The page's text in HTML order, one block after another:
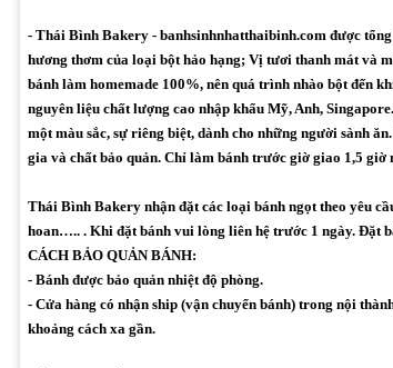
- Thái Bình Bakery - banhsinhnhatthaibinh.com được
hương thơm của loại bột hảo hạng; Vị tươi thanh mát và
bánh làm homemade 100%, nên quá trình nhào bột đến
nguyên liệu chất lượng cao nhập khẩu Mỹ, Anh,
một màu sắc, sự riêng biệt, dành cho những người sành
gia và chất bảo quản. Chỉ làm bánh trước giờ giao 1,5 giờ
Thái Bình Bakery nhận đặt các loại bánh ngọt theo yêu
hoan….. . Khi đặt bánh vui lòng liên hệ trước 1 ngày. Đặt
CÁCH BẢO QUẢN BÁNH:
- Bánh được bảo quản nhiệt độ phòng.
- Cửa hàng có nhận ship (vận chuyển bánh) trong nội
khoảng cách xa gần.